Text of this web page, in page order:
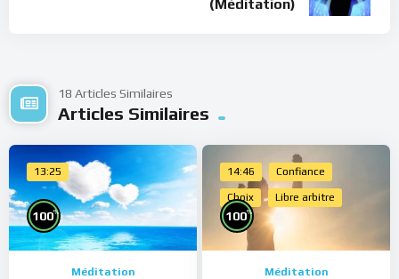
(Méditation)
18 Articles Similaires
Articles Similaires
13:25
100%
Méditation
14:46 Confiance
Choix Libre arbitre
100%
Méditation